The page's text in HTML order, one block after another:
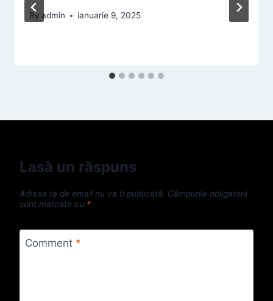
By admin ianuarie 9, 2025
Lasă un răspuns
Adresa ta de email nu va fi publicată. Câmpurile obligatorii
sunt marcate cu *
Comment *